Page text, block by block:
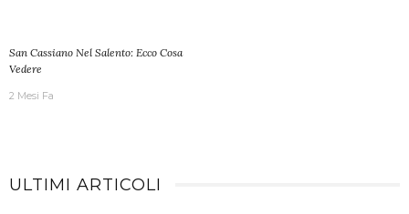
San Cassiano Nel Salento: Ecco Cosa
Vedere
2 Mesi Fa
ULTIMI ARTICOLI